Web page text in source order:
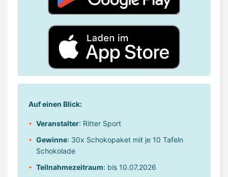
Auf einen Blick:
Veranstalter: Ritter Sport
Gewinne: 30x Schokopaket mit je 10 Tafeln
Schokolade
Teilnahmezeitraum: bis 10.07.2026